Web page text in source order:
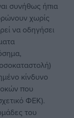
συνήθως ήπια
χωρίς
να οδηγήσει
κίνδυνο
που
ΦΕΚ).
του